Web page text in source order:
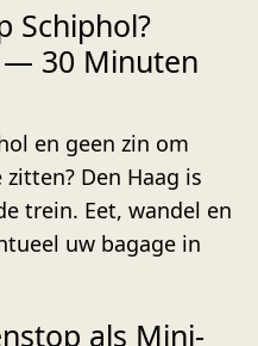
Schiphol?
— 30 Minuten
en geen zin om
Den Haag is
trein. Eet, wandel en
uw bagage in
als Mini-